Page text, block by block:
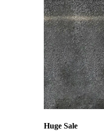
Huge Sale